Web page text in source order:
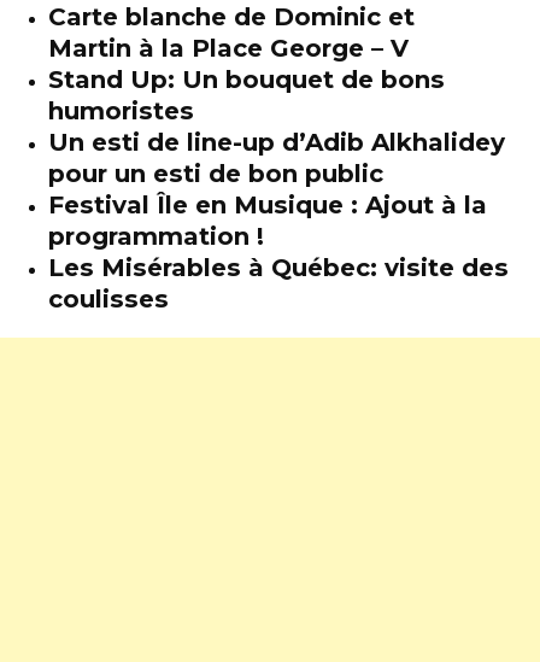
Carte blanche de Dominic et
Martin à la Place George – V
Stand Up: Un bouquet de bons
humoristes
Un esti de line-up d’Adib Alkhalidey
pour un esti de bon public
Festival Île en Musique : Ajout à la
programmation !
Les Misérables à Québec: visite des
coulisses